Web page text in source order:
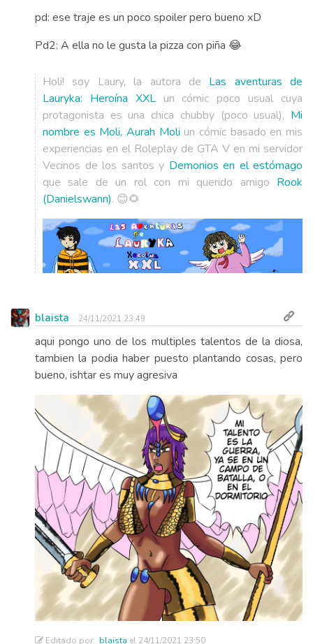
pd: ese traje es un poco spoiler pero bueno xD
Pd2: A ella no le gusta la pizza con piña 😂
Holi! soy Laury, la autora de Las aventuras de
Lauryka: Heroína XXLun cómic poco usual cuya
protagonista es una chica chubby (poco usual), Mi
nombre es Moli, Aurah Moli un cómic basado en mis
experiencias en el Roleplay de GTA V en mi servidor
Vecinos de los santos y Demonios en el estómago
que sale de un rol con mi querido amigo Rook
(Danielswann). 😊🌻
blaista 24/11/2021 23:49
aqui pongo uno de los multiples talentos de la diosa,
tambien la podia haber puesto plantando cosas, pero
bueno, ishtar es muy agresiva
Editado por: blaista el 24/11/2021 23:50